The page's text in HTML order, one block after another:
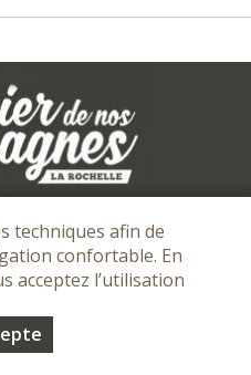
Générales de vente
personnelles
campagnes - Tous droits
:
techniques afin de
confortable. En
acceptez l’utilisation